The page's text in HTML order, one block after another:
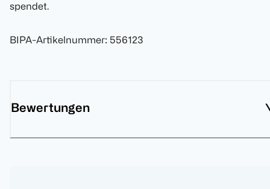
spendet.
BIPA-Artikelnummer: 556123
Bewertungen